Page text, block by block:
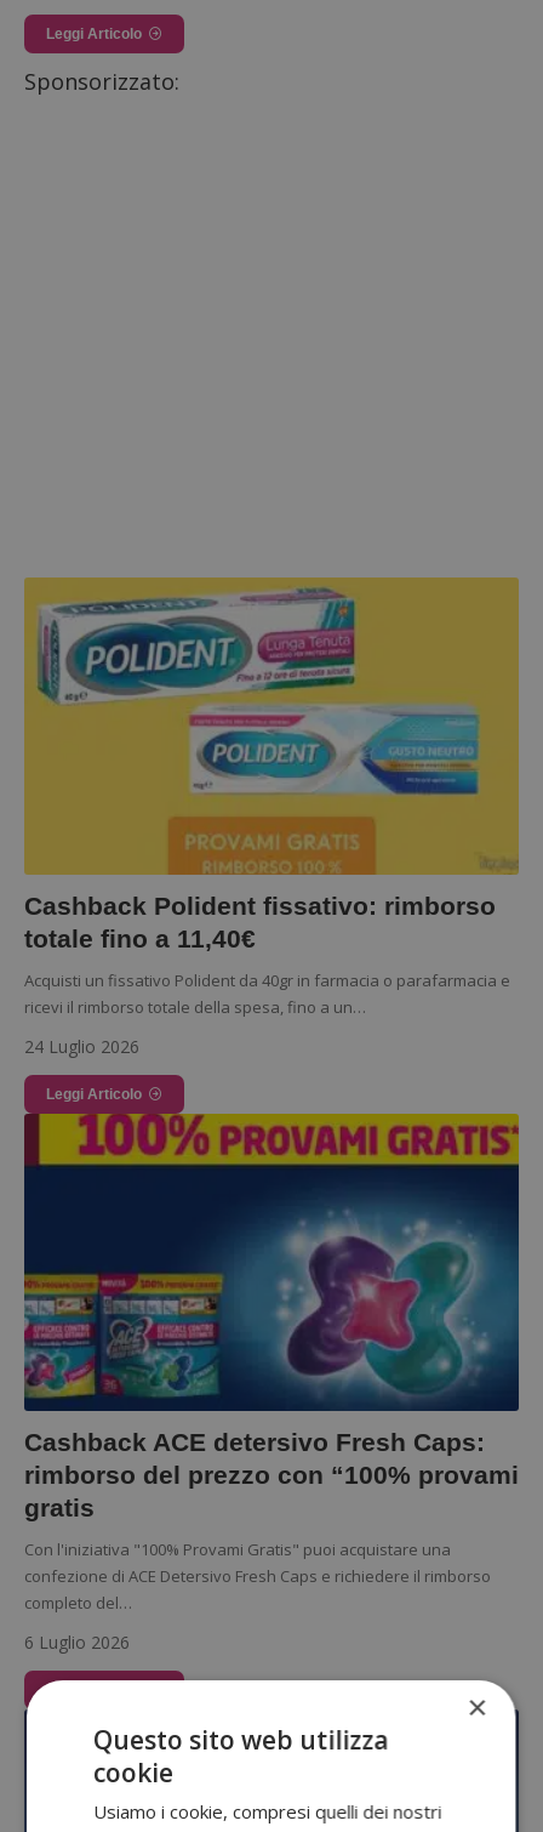
Leggi Articolo
Sponsorizzato:
Cashback Polident fissativo: rimborso
totale fino a 11,40€
Acquisti un fissativo Polident da 40gr in farmacia o parafarmacia e
ricevi il rimborso totale della spesa, fino a un…
24 Luglio 2026
Leggi Articolo
Cashback ACE detersivo Fresh Caps:
rimborso del prezzo con “100% provami
gratis
Con l'iniziativa "100% Provami Gratis" puoi acquistare una
confezione di ACE Detersivo Fresh Caps e richiedere il rimborso
completo del…
6 Luglio 2026
Leggi Articolo ×
Questo sito web utilizza
cookie
Usiamo i cookie, compresi quelli dei nostri